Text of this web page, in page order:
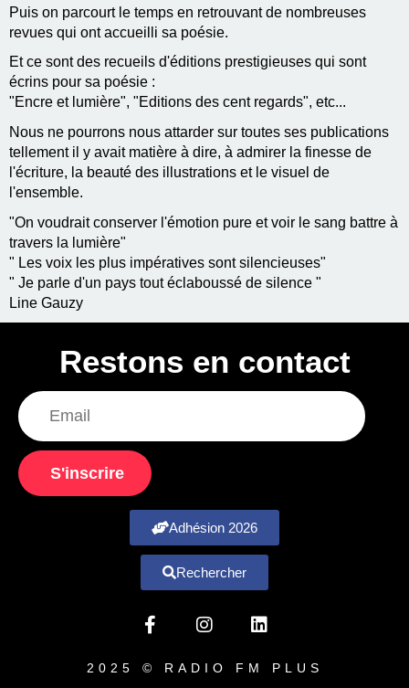
Puis on parcourt le temps en retrouvant de nombreuses
revues qui ont accueilli sa poésie.
Et ce sont des recueils d'éditions prestigieuses qui sont
écrins pour sa poésie :
"Encre et lumière", "Editions des cent regards", etc...
Nous ne pourrons nous attarder sur toutes ses publications
tellement il y avait matière à dire, à admirer la finesse de
l'écriture, la beauté des illustrations et le visuel de
l'ensemble.
"On voudrait conserver l'émotion pure et voir le sang battre à
travers la lumière"
" Les voix les plus impératives sont silencieuses"
" Je parle d'un pays tout éclaboussé de silence "
Line Gauzy
Restons en contact
S'inscrire
Adhésion 2026
Rechercher
2025 © RADIO FM PLUS